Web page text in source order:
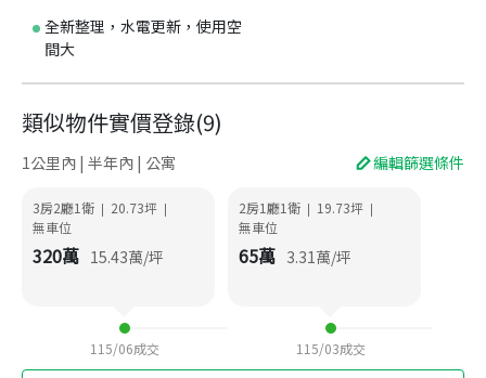
全新整理，水電更新，使用空
間大
類似物件實價登錄(9)
1公里內 | 半年內 | 公寓 編輯篩選條件
3房2廳1衛 | 20.73坪 |
無車位
320萬 15.43萬/坪
115/06成交
2房1廳1衛 | 19.73坪 |
無車位
65萬 3.31萬/坪
115/03成交